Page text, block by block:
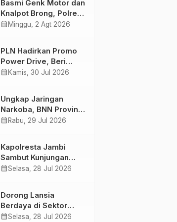
Semakin Skena
Basmi Genk Motor dan
Knalpot Brong, Polres
Tanjab Barat Amankan
calendar_month Minggu, 2 Agt 2026
PLN Hadirkan Promo
Power Drive, Beri
Diskon Tambah Daya
calendar_month Kamis, 30 Jul 2026
Ungkap Jaringan
Narkoba, BNN Provinsi
Jambi dan Bea Cukai
Butir Ekstasi dan 146
Gram Sabu
calendar_month Rabu, 29 Jul 2026
Kapolresta Jambi
Sambut Kunjungan
Ketua dan Pengurus
Kolaborasi
calendar_monthSelasa, 28 Jul 2026
Dorong Lansia
Berdaya di Sektor
Hijau, Pertamina EP
calendar_monthSelasa, 28 Jul 2026